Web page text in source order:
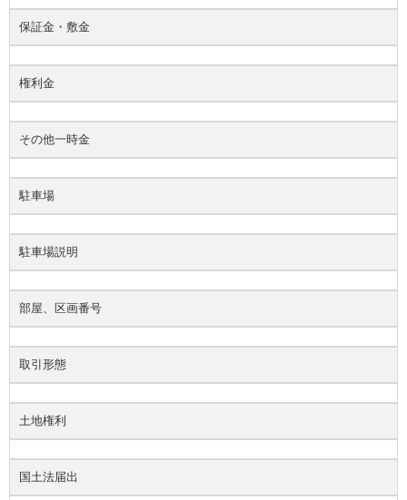
保証金・敷金
権利金
その他一時金
駐車場
駐車場説明
部屋、区画番号
取引形態
土地権利
国土法届出